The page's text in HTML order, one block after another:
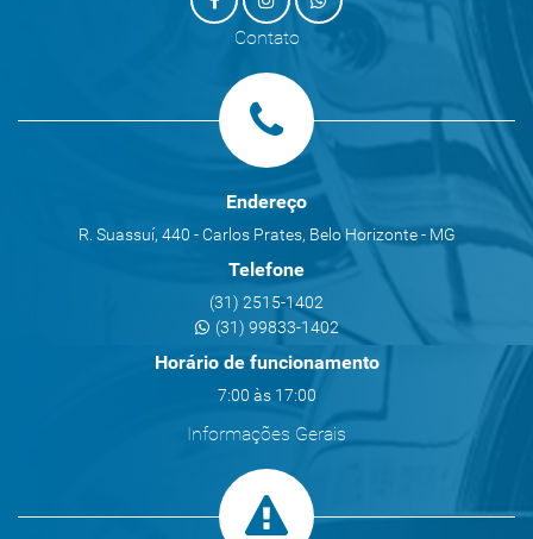
Contato
Endereço
R. Suassuí, 440 - Carlos Prates, Belo Horizonte - MG
Telefone
(31) 2515-1402
(31) 99833-1402
Horário de funcionamento
7:00 às 17:00
Informações Gerais